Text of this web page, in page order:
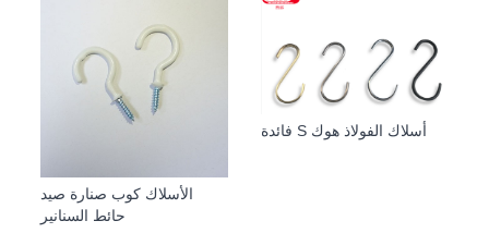
الأسلاك كوب صنارة صيد
حائط السنانير
فائدة S أسلاك الفولاذ هوك